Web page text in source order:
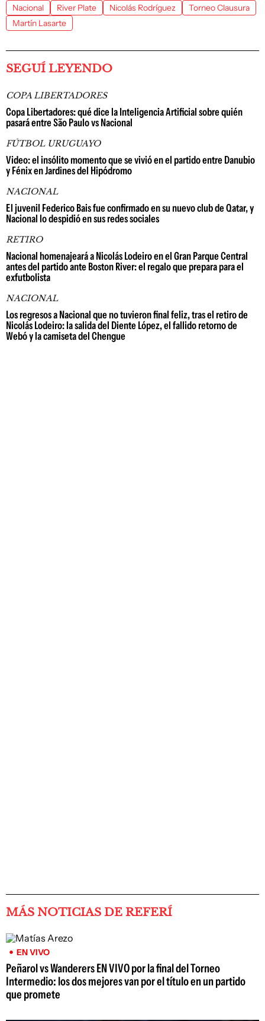
Nacional River Plate Nicolás Rodríguez
Torneo Clausura
Martín Lasarte
SEGUÍ LEYENDO
COPA LIBERTADORES
Copa Libertadores: qué dice la Inteligencia Artificial sobre quién
pasará entre São Paulo vs Nacional
FÚTBOL URUGUAYO
Video: el insólito momento que se vivió en el partido entre Danubio
y Fénix en Jardines del Hipódromo
NACIONAL
El juvenil Federico Bais fue confirmado en su nuevo club de Qatar, y
Nacional lo despidió en sus redes sociales
RETIRO
Nacional homenajeará a Nicolás Lodeiro en el Gran Parque Central
antes del partido ante Boston River: el regalo que prepara para el
exfutbolista
NACIONAL
Los regresos a Nacional que no tuvieron final feliz, tras el retiro de
Nicolás Lodeiro: la salida del Diente López, el fallido retorno de
Webó y la camiseta del Chengue
MÁS NOTICIAS DE REFERÍ
EN VIVO
Peñarol vs Wanderers EN VIVO por la final del Torneo
Intermedio: los dos mejores van por el título en un partido
que promete